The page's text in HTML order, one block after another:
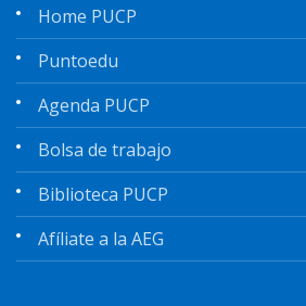
Home PUCP
Puntoedu
Agenda PUCP
Bolsa de trabajo
Biblioteca PUCP
Afíliate a la AEG